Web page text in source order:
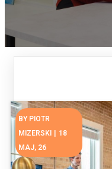
BY PIOTR
MIZERSKI
18
MAJ, 26